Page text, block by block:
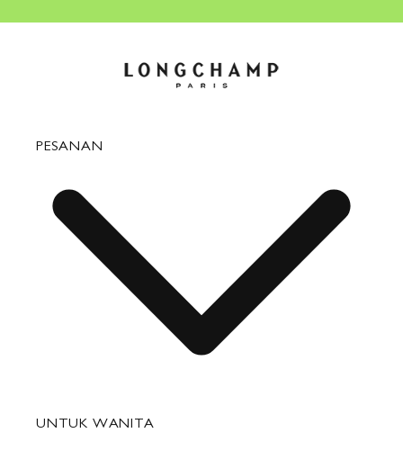
PESANAN
UNTUK WANITA